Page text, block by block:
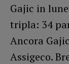
Gajic in
tripla: 34
Ancora
Assigeco.